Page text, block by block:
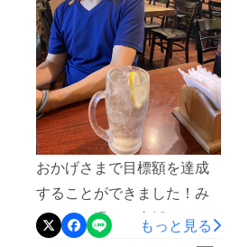
おかげさまで目標額を達成
することができました！み
なさまの温かい支援、そし
て、温かいお言葉をありが
もっと見る